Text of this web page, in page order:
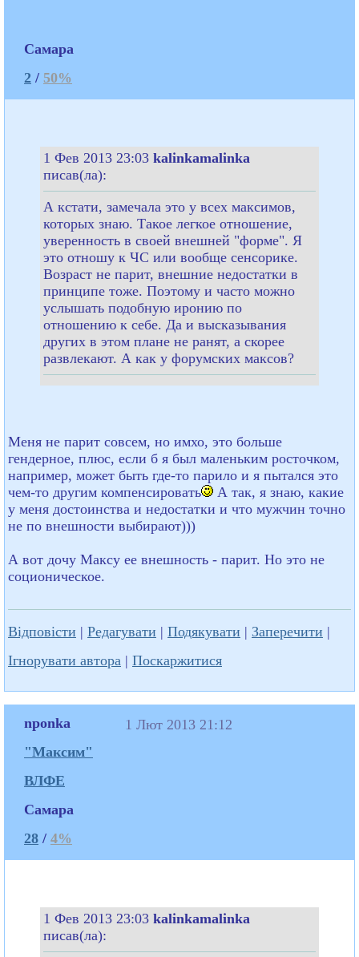
Самара
2 / 50%
1 Фев 2013 23:03 kalinkamalinka
писав(ла):
А кстати, замечала это у всех максимов,
которых знаю. Такое легкое отношение,
уверенность в своей внешней "форме". Я
это отношу к ЧС или вообще сенсорике.
Возраст не парит, внешние недостатки в
принципе тоже. Поэтому и часто можно
услышать подобную иронию по
отношению к себе. Да и высказывания
других в этом плане не ранят, а скорее
развлекают. А как у форумских максов?
Меня не парит совсем, но имхо, это больше
гендерное, плюс, если б я был маленьким росточком,
например, может быть где-то парило и я пытался это
чем-то другим компенсировать
А так, я знаю, какие
у меня достоинства и недостатки и что мужчин точно
не по внешности выбирают)))
А вот дочу Максу ее внешность - парит. Но это не
соционическое.
Відповісти | Редагувати | Подякувати | Заперечити |
Ігнорувати автора | Поскаржитися
nponka
"Максим"
ВЛФЕ
Самара
28 / 4%
1 Лют 2013 21:12
1 Фев 2013 23:03 kalinkamalinka
писав(ла):